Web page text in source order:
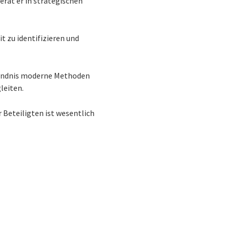
zu identifizieren und
moderne Methoden
Beteiligten ist wesentlich